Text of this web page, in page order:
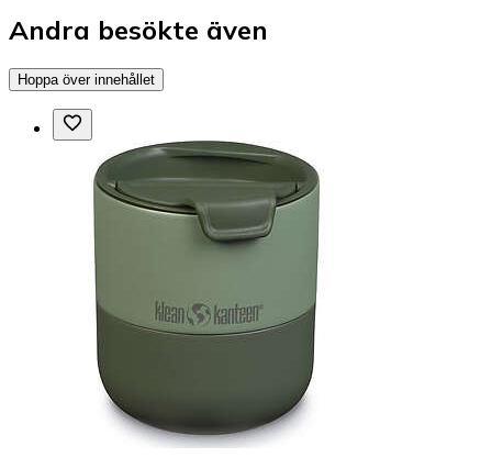
Andra besökte även
Hoppa över innehållet